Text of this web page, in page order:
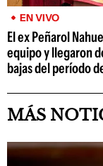
EN VIVO
El ex Peñarol
equipo y llegaron
bajas del período
MÁS